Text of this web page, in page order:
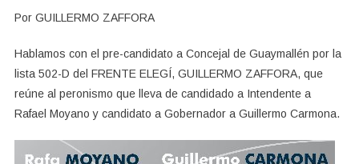
A
DE
PIE
A
GUAYMALLÉN
Por GUILLERMO ZAFFORA
Hablamos con el pre-candidato a Concejal de Guaymallén por la
lista 502-D del FRENTE ELEGÍ, GUILLERMO ZAFFORA, que
reúne al peronismo que lleva de candidado a Intendente a
Rafael Moyano y candidato a Gobernador a Guillermo Carmona.